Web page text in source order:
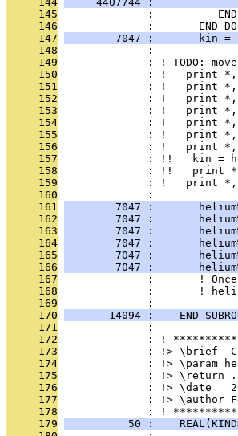
     145
:
     146
              :       END DO
     147
7047 :       kin =
     148
              :
     149
: ! TODO:
     150
: !   print
     151
: !   print
     152
: !   print
     153
: !   print
     154
: !   print
     155
: !   print
     156
: !   print
     157
: !!   kin =
     158
: !!   print
     159
: !   print
     160
              :
     161
7047 :
     162
7047 :
     163
7047 :
     164
7047 :
     165
7047 :
     166
7047 :
     167
:       !
     168
:       !
     169
              :
     170
14094 :    END
     171
              :
     172
: !
     173
: !> \brief
     174
: !> \param
     175
: !> \return
     176
: !> \date
     177
: !> \author
     178
: !
     179
50 :